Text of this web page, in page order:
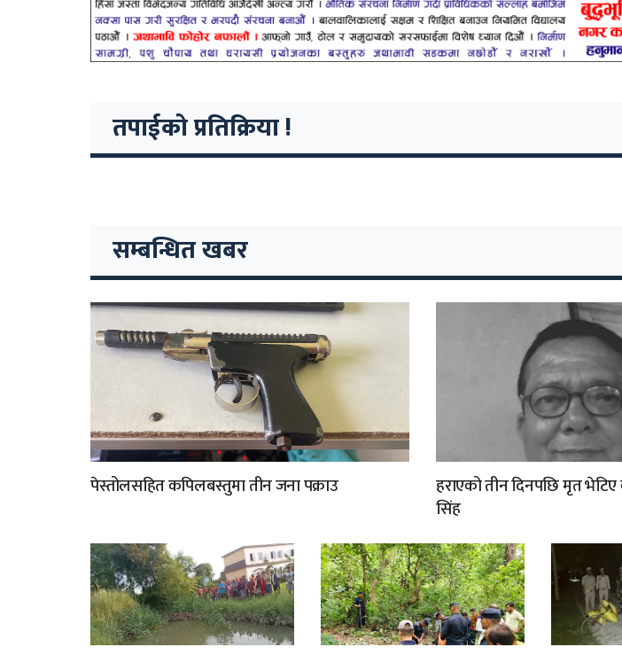
तपाईको प्रतिक्रिया !
सम्बन्धित खबर
पेस्तोलसहित कपिलबस्तुमा तीन जना पक्राउ
हराएको तीन दिनपछि मृत
सिंह